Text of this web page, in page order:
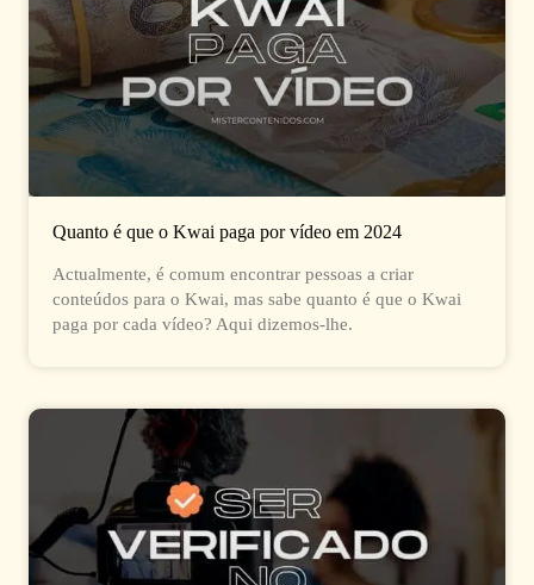
Quanto é que o Kwai paga por vídeo em 2024
Actualmente, é comum encontrar pessoas a criar
conteúdos para o Kwai, mas sabe quanto é que o Kwai
paga por cada vídeo? Aqui dizemos-lhe.